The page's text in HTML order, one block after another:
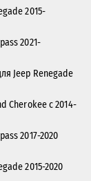
2015-
2021-
Jeep Renegade
Cherokee с 2014-
2017-2020
2015-2020